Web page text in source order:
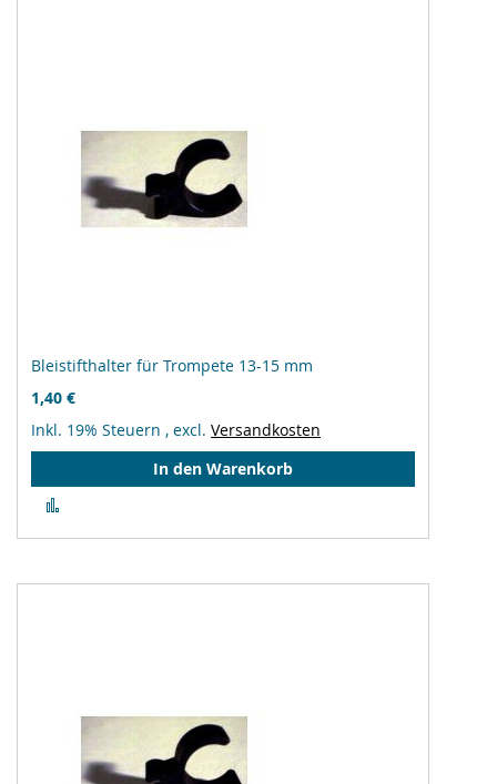
Bleistifthalter für Trompete 13-15 mm
1,40 €
Inkl. 19% Steuern , excl. Versandkosten
In den Warenkorb
hinzufügen